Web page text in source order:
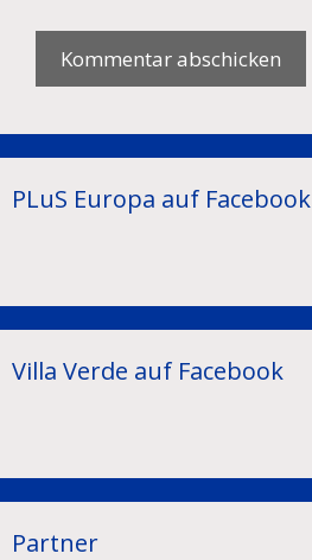
PLuS Europa auf Facebook
Villa Verde auf Facebook
Partner